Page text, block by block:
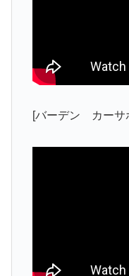
[バーデン カーサ